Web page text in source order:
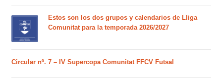
Estos son los dos grupos y calendarios de Lliga
Comunitat para la temporada 2026/2027
Circular nº. 7 – IV Supercopa Comunitat FFCV Futsal